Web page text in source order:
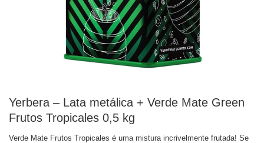
Yerbera – Lata metálica + Verde Mate Green
Frutos Tropicales 0,5 kg
Verde Mate Frutos Tropicales é uma mistura incrivelmente frutada! Se